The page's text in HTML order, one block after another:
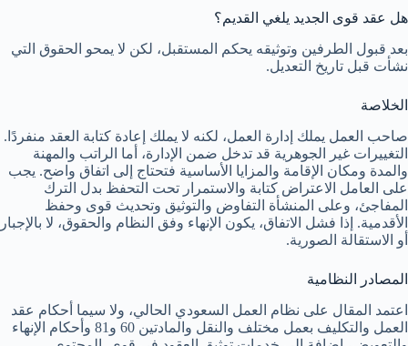
هل عقد قوى الجديد يلغي القديم؟
بعد قبول الطرفين وتوثيقه يحكم المستقبل، لكن لا يمحو الحقوق التي
نشأت قبل تاريخ التعديل.
الخلاصة
صاحب العمل يملك إدارة العمل، لكنه لا يملك إعادة كتابة العقد منفردًا.
التغييرات غير الجوهرية قد تدخل ضمن الإدارة، أما الراتب والمهنة
والمدة ومكان الإقامة والمزايا الأساسية فتحتاج إلى اتفاق واضح. يجب
على العامل الاعتراض كتابة والاستمرار تحت التحفظ بدل الترك
المفاجئ، وعلى المنشأة التفاوض والتوثيق وتحديث قوى وحفظ
الأقدمية. إذا فشل الاتفاق، يكون الإنهاء وفق النظام والحقوق، لا بالإجبار
أو الاستقالة الصورية.
المصادر النظامية
اعتمد المقال على نظام العمل السعودي الحالي، ولا سيما أحكام عقد
العمل والتكليف بعمل مختلف والنقل والمادتين 60 و81 وأحكام الإنهاء